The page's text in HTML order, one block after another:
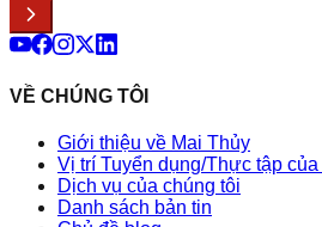
VỀ CHÚNG TÔI
Giới thiệu về Mai Thủy
Vị trí Tuyển dụng/Thực tập
Dịch vụ của chúng tôi
Danh sách bản tin